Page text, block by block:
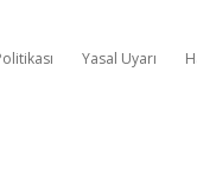
Yasal Uyarı